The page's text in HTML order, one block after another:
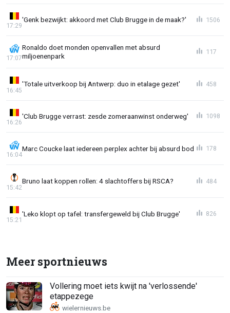
'Genk bezwijkt: akkoord met Club Brugge in de maak?'
17:29
1506
Ronaldo doet monden openvallen met absurd
miljoenenpark
17:07
117
'Totale uitverkoop bij Antwerp: duo in etalage gezet'
16:45
458
'Club Brugge verrast: zesde zomeraanwinst onderweg'
16:26
1098
Marc Coucke laat iedereen perplex achter bij absurd bod
16:04
178
Bruno laat koppen rollen: 4 slachtoffers bij RSCA?
15:42
484
'Leko klopt op tafel: transfergeweld bij Club Brugge'
15:21
826
Meer sportnieuws
Vollering moet iets kwijt na 'verlossende'
etappezege